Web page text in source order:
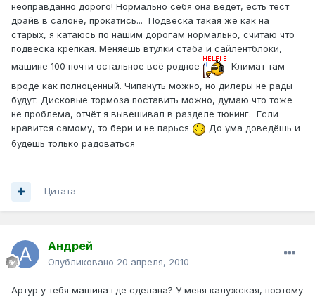
неоправданно дорого! Нормально себя она ведёт, есть тест
драйв в салоне, прокатись... Подвеска такая же как на
старых, я катаюсь по нашим дорогам нормально, считаю что
подвеска крепкая. Меняешь втулки стаба и сайлентблоки,
машине 100 почти остальное всё родное
Климат там
вроде как полноценный. Чипануть можно, но дилеры не рады
будут. Дисковые тормоза поставить можно, думаю что тоже
не проблема, отчёт я вывешивал в разделе тюнинг. Если
нравится самому, то бери и не парься
До ума доведёшь и
будешь только радоваться
Цитата
Андрей
Опубликовано 20 апреля, 2010
Артур у тебя машина где сделана? У меня калужская, поэтому